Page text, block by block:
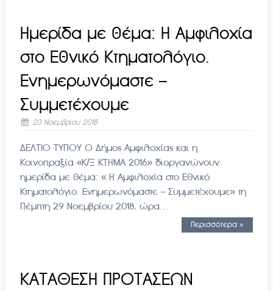
Ημερίδα με θέμα: Η Αμφιλοχία
στο Εθνικό Κτηματολόγιο.
Ενημερωνόμαστε –
Συμμετέχουμε
20 Νοεμβρίου 2018
ΔΕΛΤΙΟ ΤΥΠΟΥ Ο Δήμος Αμφιλοχίας και η
Κοινοπραξία «Κ/Ξ ΚΤΗΜΑ 2016» διοργανώνουν
ημερίδα με θέμα: « Η Αμφιλοχία στο Εθνικό
Κτηματολόγιο. Ενημερωνόμαστε – Συμμετέχουμε» τη
Πέμπτη 29 Νοεμβρίου 2018, ώρα…
Περισσότερα »
ΚΑΤΑΘΕΣΗ ΠΡΟΤΑΣΕΩΝ